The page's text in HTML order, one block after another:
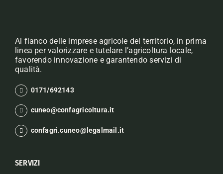
Al fianco delle imprese agricole del territorio, in prima
linea per valorizzare e tutelare l’agricoltura locale,
favorendo innovazione e garantendo servizi di
qualità.
0171/692143
cuneo@confagricoltura.it
confagri.cuneo@legalmail.it
SERVIZI